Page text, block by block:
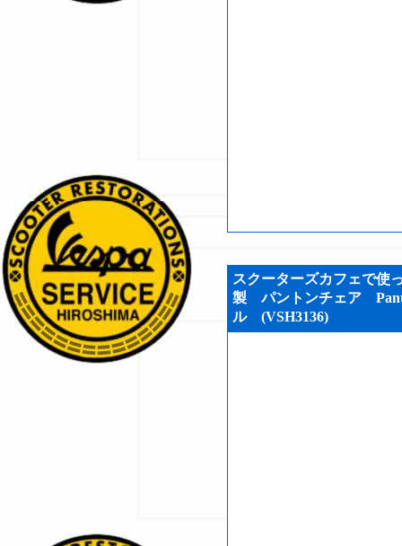
スクーターズカフェで使
製 パントンチェア
ル (VSH3136)